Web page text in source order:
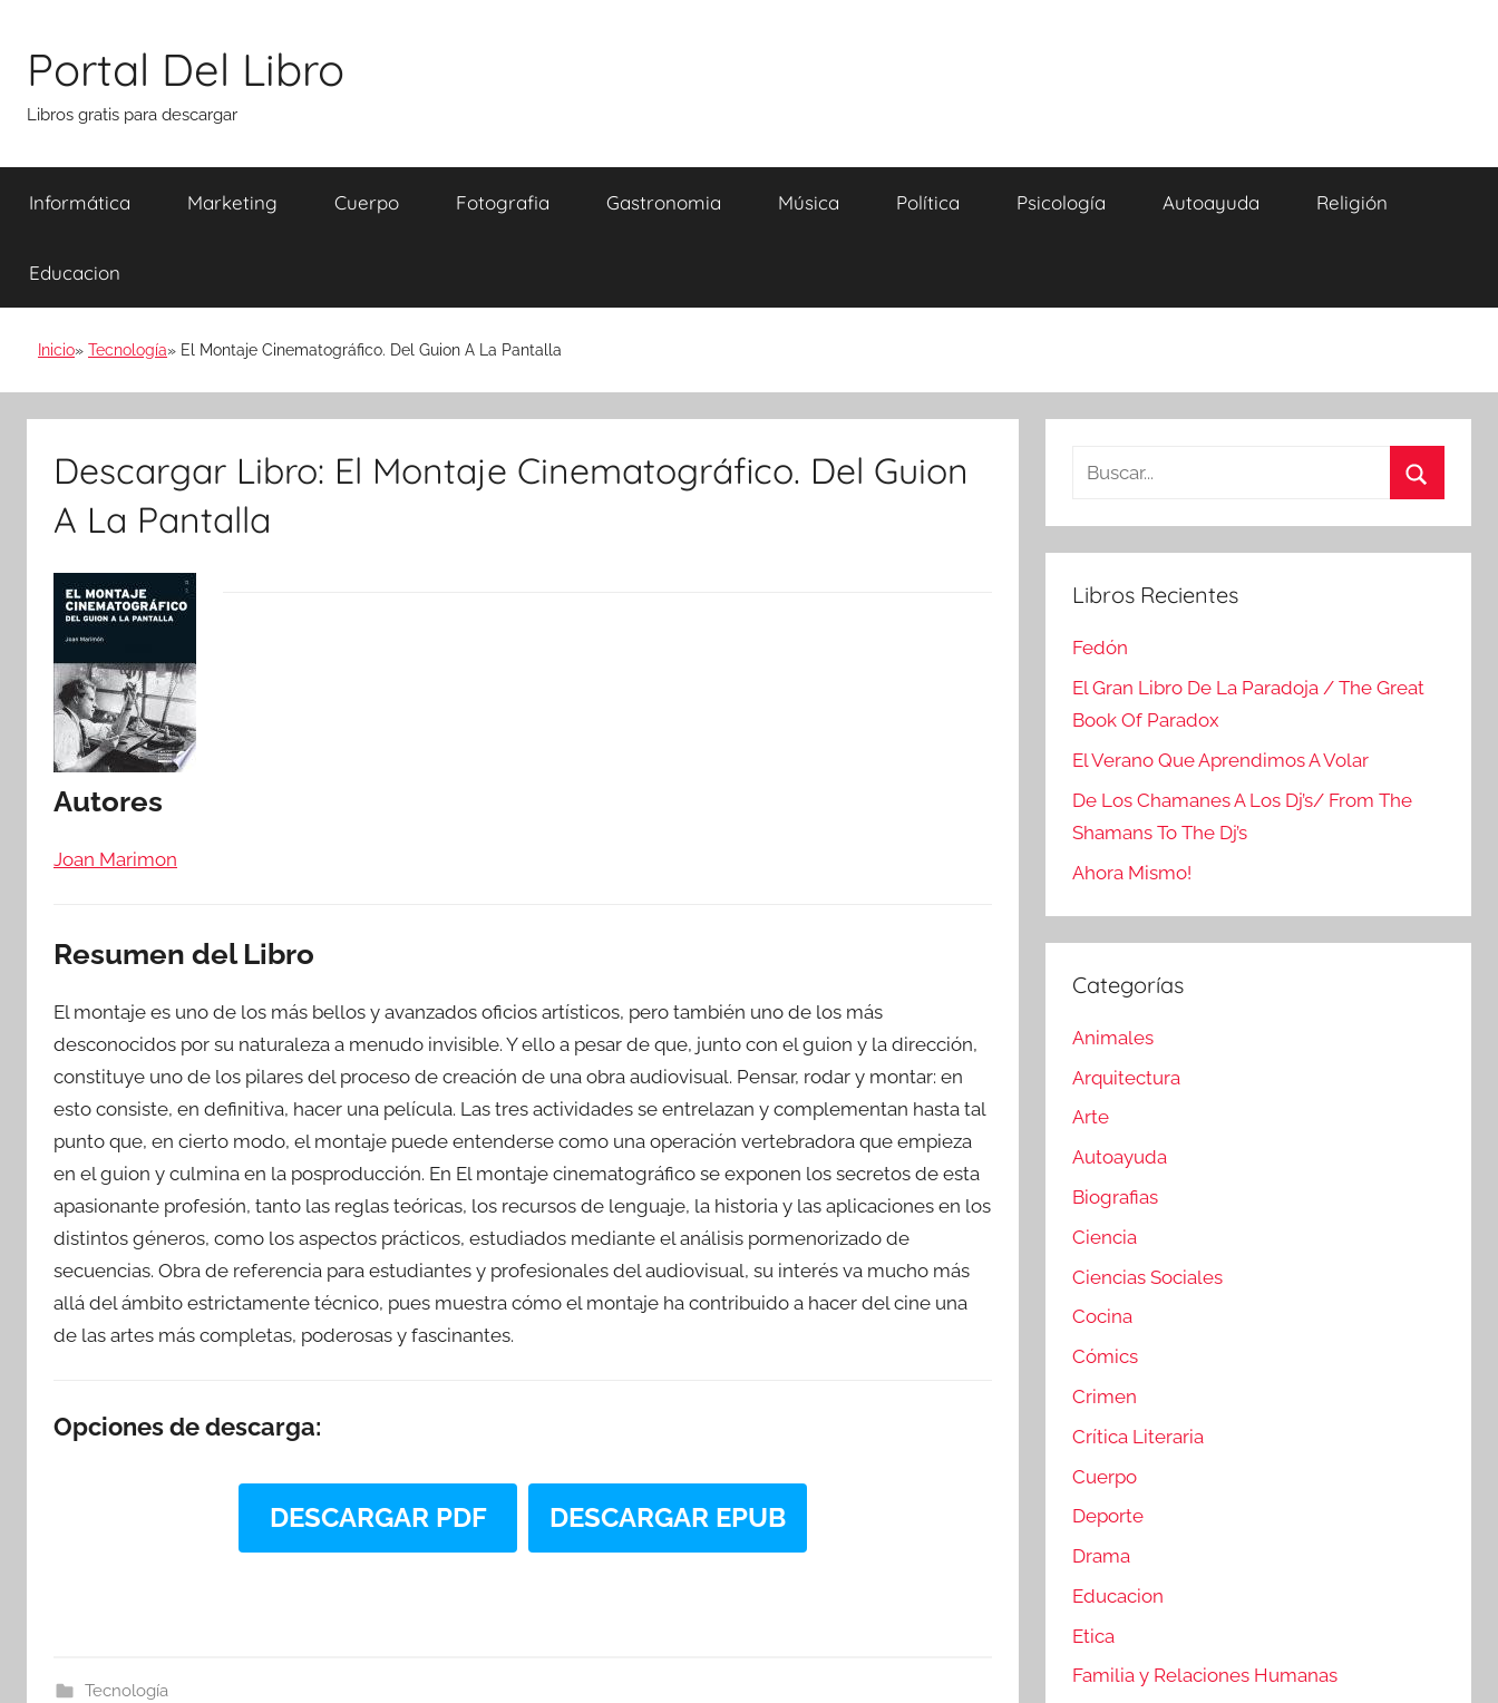
contenido
Portal Del Libro
Libros gratis para descargar
Informática Marketing Cuerpo Fotografia Gastronomia Música Política Psicología Autoayuda Religión
Educacion
Inicio Tecnología El Montaje Cinematográfico. Del Guion A La Pantalla
Descargar Libro: El Montaje Cinematográfico. Del Guion
A La Pantalla
Autores
Joan Marimon
Resumen del Libro
El montaje es uno de los más bellos y avanzados oficios artísticos, pero también uno de los más
desconocidos por su naturaleza a menudo invisible. Y ello a pesar de que, junto con el guion y la dirección,
constituye uno de los pilares del proceso de creación de una obra audiovisual. Pensar, rodar y montar: en
esto consiste, en definitiva, hacer una película. Las tres actividades se entrelazan y complementan hasta tal
punto que, en cierto modo, el montaje puede entenderse como una operación vertebradora que empieza
en el guion y culmina en la posproducción. En El montaje cinematográfico se exponen los secretos de esta
apasionante profesión, tanto las reglas teóricas, los recursos de lenguaje, la historia y las aplicaciones en los
distintos géneros, como los aspectos prácticos, estudiados mediante el análisis pormenorizado de
secuencias. Obra de referencia para estudiantes y profesionales del audiovisual, su interés va mucho más
allá del ámbito estrictamente técnico, pues muestra cómo el montaje ha contribuido a hacer del cine una
de las artes más completas, poderosas y fascinantes.
Opciones de descarga:
DESCARGAR PDF DESCARGAR EPUB
Tecnología
Buscar:
Libros Recientes
Fedón
El Gran Libro De La Paradoja / The Great
Book Of Paradox
El Verano Que Aprendimos A Volar
De Los Chamanes A Los Dj’s/ From The
Shamans To The Dj’s
Ahora Mismo!
Categorías
Animales
Arquitectura
Arte
Autoayuda
Biografias
Ciencia
Ciencias Sociales
Cocina
Cómics
Crimen
Crítica Literaria
Cuerpo
Deporte
Drama
Educacion
Etica
Familia y Relaciones Humanas